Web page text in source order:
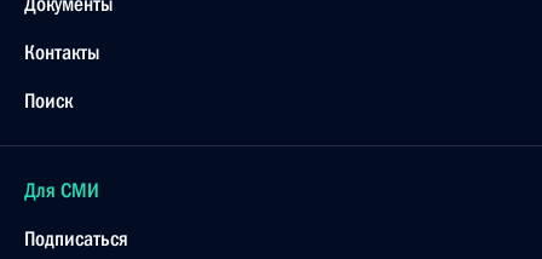
Контакты
Поиск
Для СМИ
Подписаться